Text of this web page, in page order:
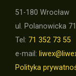
51-180 Wrocław
ul. Polanowicka 71
Tel: 71 352 73 55
e-mail:
Polityka